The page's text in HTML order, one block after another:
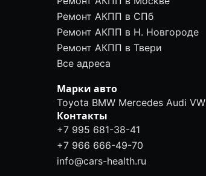
Ремонт АКПП в СПб
Ремонт АКПП в Н. Новгороде
Ремонт АКПП в Твери
Все адреса
Марки авто
Toyota BMW Mercedes Audi VW
Контакты
+7 995 681-38-41
+7 966 666-49-70
info@cars-health.ru